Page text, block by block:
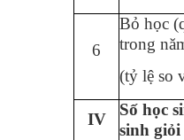
6
Bỏ học
trong
(tỷ lệ so
IV
Số học
sinh giỏi